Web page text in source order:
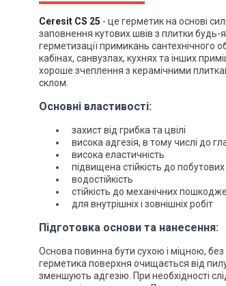
Ceresit CS 25 - це герметик на основі
заповнення кутових швів з плитки будь-
герметизації примикань сантехнічного
кабінах, санвузлах, кухнях та інших
хороше зчеплення з керамічними
склом.
Основні властивості:
захист від грибка та цвілі
висока адгезія, в тому числі до
висока еластичність
підвищена стійкість до
водостійкість
стійкість до механічних
для внутрішніх і зовнішніх робіт
Підготовка основи та нанесення:
Основа повинна бути сухою і міцною,
герметика поверхня очищається від
зменшують адгезію. При необхідності